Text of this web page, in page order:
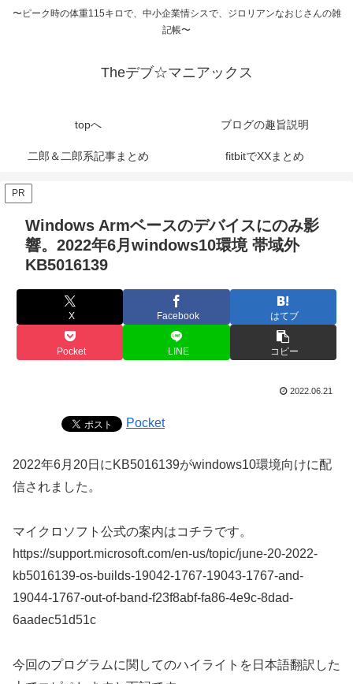
〜ピーク時の体重115キロで、中小企業情シスで、ジロリアンなおじさんの雑
記帳〜
Theデブ☆マニアックス
topへ ブログの趣旨説明
二郎＆二郎系記事まとめ fitbitでXXまとめ
PR
Windows Armベースのデバイスにのみ影
響。2022年6月windows10環境 帯域外
KB5016139
X Facebook はてブ
Pocket LINE コピー
2022.06.21
Pocket
2022年6月20日にKB5016139がwindows10環境向けに配
信されました。
マイクロソフト公式の案内はコチラです。
https://support.microsoft.com/en-us/topic/june-20-2022-
kb5016139-os-builds-19042-1767-19043-1767-and-
19044-1767-out-of-band-f23f8abf-fa86-4e9c-8dad-
6aadec51d51c
今回のプログラムに関してのハイライトを日本語翻訳した